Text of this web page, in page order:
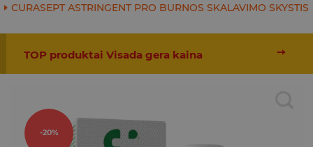
CURASEPT ASTRINGENT PRO BURNOS SKALAVIMO SKYSTIS
➙
TOP produktai Visada gera kaina
-20%